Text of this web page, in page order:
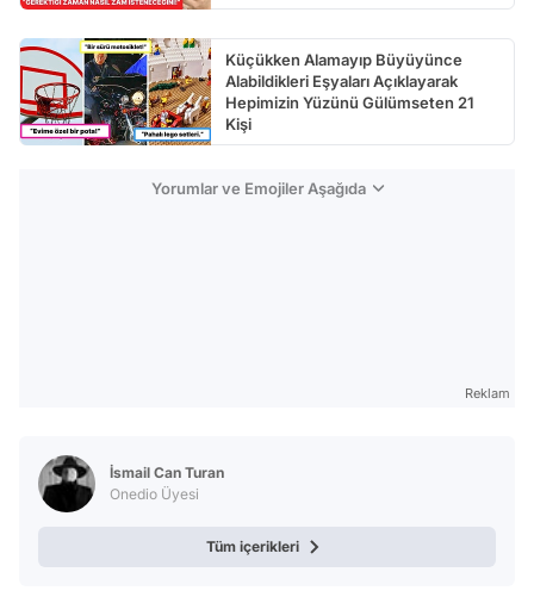
Küçükken Alamayıp Büyüyünce
Alabildikleri Eşyaları Açıklayarak
Hepimizin Yüzünü Gülümseten 21
Kişi
Yorumlar ve Emojiler Aşağıda
Reklam
İsmail Can Turan
Onedio Üyesi
Tüm içerikleri